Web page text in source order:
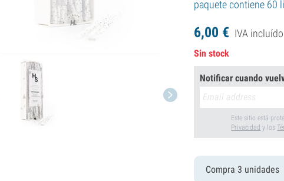
paquete contiene 60
6,00 € IVA incluído
Sin stock
Notificar cuando
Este sitio está
Privacidad y los
Compra 3 unidades